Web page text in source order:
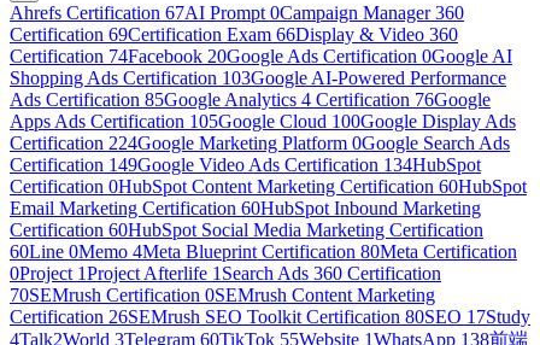
Ahrefs Certification 67AI Prompt 0Campaign Manager 360
Certification 69Certification Exam 66Display & Video 360
Certification 74Facebook 20Google Ads Certification 0Google AI
Shopping Ads Certification 103Google AI-Powered Performance
Ads Certification 85Google Analytics 4 Certification 76Google
Apps Ads Certification 105Google Cloud 100Google Display Ads
Certification 224Google Marketing Platform 0Google Search Ads
Certification 149Google Video Ads Certification 134HubSpot
Certification 0HubSpot Content Marketing Certification 60HubSpot
Email Marketing Certification 60HubSpot Inbound Marketing
Certification 60HubSpot Social Media Marketing Certification
60Line 0Memo 4Meta Blueprint Certification 80Meta Certification
0Project 1Project Afterlife 1 Search Ads 360 Certification
70SEMrush Certification 0SEMrush Content Marketing
Certification 26SEMrush SEO Toolkit Certification 80SEO 17Study
4Talk2World 3Telegram 60TikTok 55Website 1WhatsApp 138前端